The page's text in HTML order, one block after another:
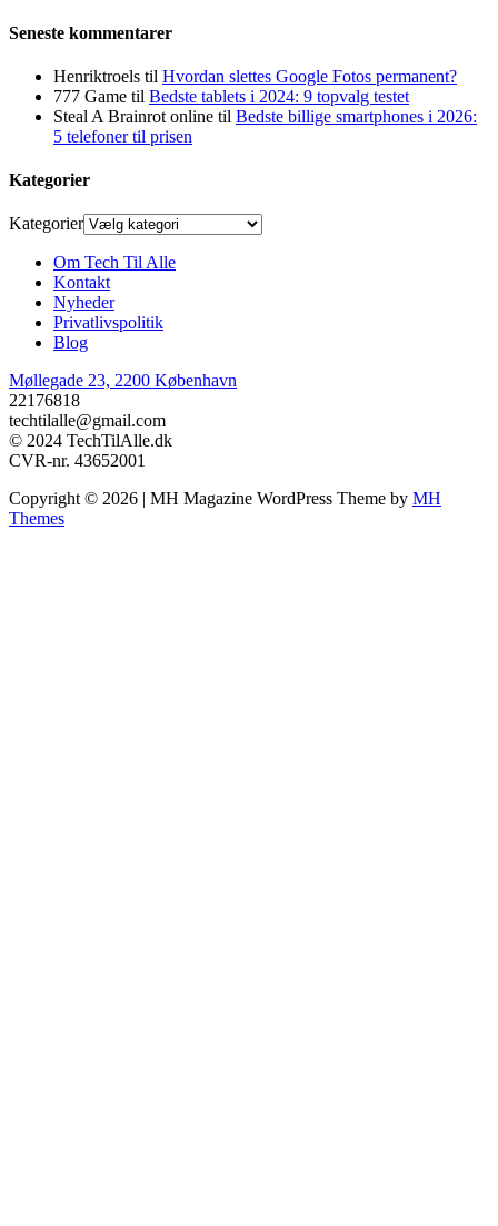
Seneste kommentarer
Henriktroels til Hvordan slettes Google Fotos permanent?
777 Game til Bedste tablets i 2024: 9 topvalg testet
Steal A Brainrot online til Bedste billige smartphones i 2026:
5 telefoner til prisen
Kategorier
Kategorier
Om Tech Til Alle
Kontakt
Nyheder
Privatlivspolitik
Blog
Møllegade 23, 2200 København
22176818
techtilalle@gmail.com
© 2024 TechTilAlle.dk
CVR-nr. 43652001
Copyright © 2026 | MH Magazine WordPress Theme by MH
Themes